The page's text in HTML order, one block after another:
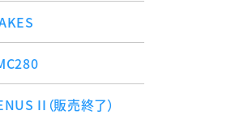
II（販売終了）